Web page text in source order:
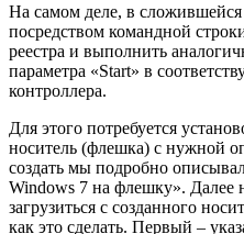
На самом деле, в
посредством командной
реестра и выполнить
параметра «Start» в
контроллера.
Для этого потребуется
носитель (флешка) с нужной
создать мы подробно
Windows 7 на флешку».
загрузиться с созданного
как это сделать. Первый –